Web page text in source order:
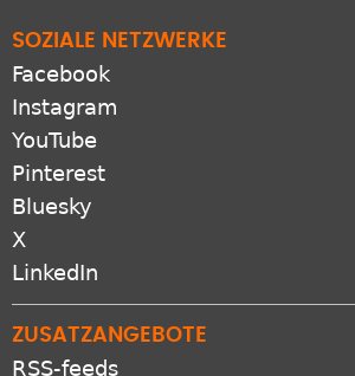
SOZIALE NETZWERKE
Facebook
Instagram
YouTube
Pinterest
Bluesky
X
LinkedIn
ZUSATZANGEBOTE
RSS-feeds